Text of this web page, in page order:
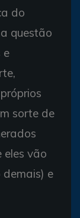
do
questão
e
sorte de
eles vão
demais) e